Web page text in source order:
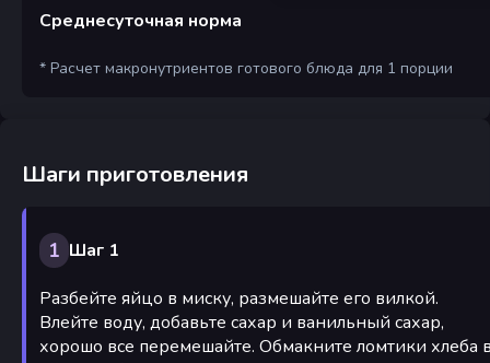
Среднесуточная норма
* Расчет макронутриентов готового блюда для 1 порции
Шаги приготовления
1 Шаг 1
Разбейте яйцо в миску, размешайте его вилкой.
Влейте воду, добавьте сахар и ванильный сахар,
хорошо все перемешайте. Обмакните ломтики хлеба